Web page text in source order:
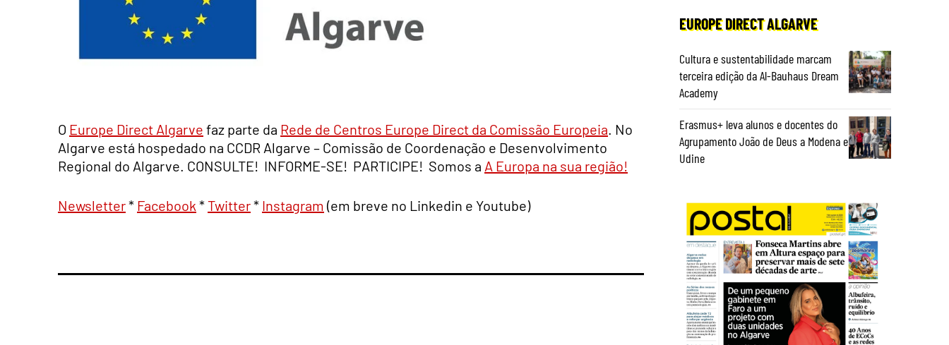
O Europe Direct Algarve faz parte da Rede de Centros Europe Direct da Comissão Europeia . No
Algarve está hospedado na CCDR Algarve – Comissão de Coordenação e Desenvolvimento
Regional do Algarve. CONSULTE! INFORME-SE! PARTICIPE! Somos a A Europa na sua região!
Newsletter* Facebook * Twitter* Instagram (em breve no Linkedin e Youtube)
EUROPE DIRECT ALGARVE
Cultura e sustentabilidade marcam
terceira edição da Al-Bauhaus Dream
Academy
Erasmus+ leva alunos e docentes do
Agrupamento João de Deus a Modena e
Udine